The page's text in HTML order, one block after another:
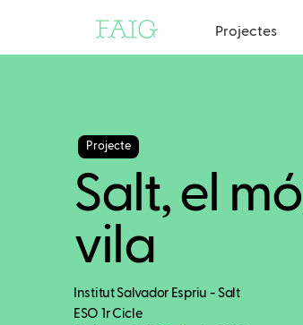
Projectes
Projecte
Salt, el
vila
Institut Salvador Espriu - Salt
ESO 1r Cicle